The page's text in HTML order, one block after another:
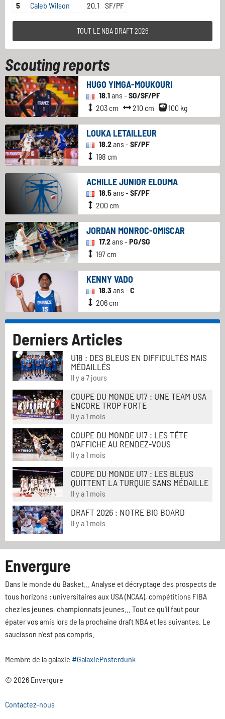
5
Caleb Wilson 20.1 SF/PF
TOUT LE NBA DRAFT 2026
Scouting reports
HUGO YIMGA-MOUKOURI
18.1ans - SG/SF/PF
203 cm
210 cm 100 kg
LOUKA LETAILLEUR
18.2ans - SF/PF
198 cm
ACHILLE JUNIOR ELOUMA
18.5ans - SF/PF
200 cm
JORDAN MONROC-OMISCAR
17.2ans - PG/SG
197 cm
KENNY VADO
18.3ans - C
206 cm
Derniers Articles
U18 : DES BLEUS EN DIFFICULTÉS MAIS
MÉDAILLÉS
Il y a 7 jours
COUPE DU MONDE U17 : UNE TEAM USA
ENCORE TROP FORTE
Il y a 1 mois
COUPE DU MONDE U17 : LES TÊTE
D'AFFICHE AU RENDEZ-VOUS
Il y a 1 mois
COUPE DU MONDE U17 : LES BLEUS
QUITTENT LA TURQUIE SANS MÉDAILLE
Il y a 1 mois
DRAFT 2026 : NOTRE BIG BOARD
Il y a 1 mois
Envergure
Dans le monde du Basket... Analyse et décryptage des prospects de
tous horizons : universitaires aux USA (NCAA), compétitions FIBA
chez les jeunes, championnats jeunes... Tout ce qu'il faut pour
épater vos amis lors de la prochaine draft NBA et les suivantes. Le
saucisson n'est pas compris.
Membre de la galaxie #GalaxiePosterdunk
© 2026 Envergure
Contactez-nous